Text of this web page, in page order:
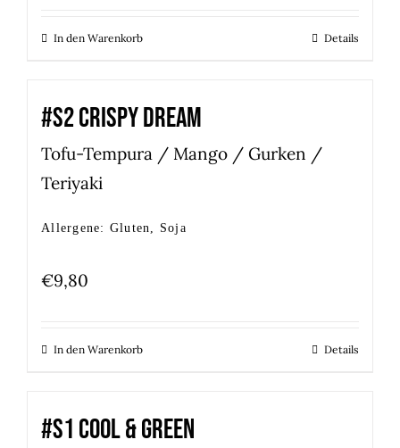
In den Warenkorb Details
#S2 CRISPY DREAM
Tofu-Tempura / Mango / Gurken /
Teriyaki
Allergene: Gluten, Soja
€9,80
In den Warenkorb Details
#S1 COOL & GREEN